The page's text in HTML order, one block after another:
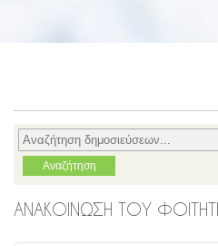
ΑΝΑΚΟΙΝΩΣΗ ΤΟΥ